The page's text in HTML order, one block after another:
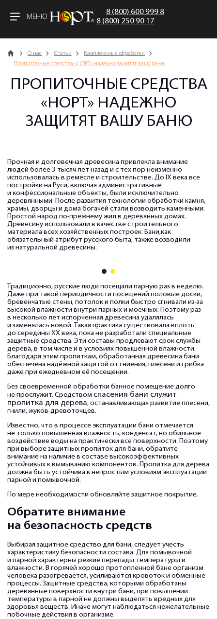
МЕНЮ
8 (800) 600 999 8
8 (800) 250 90 17
Главная О нас Статьи
Комплексные обработки
Пропиточные средства «НОРТ» надежно защитят вашу баню
ПРОПИТОЧНЫЕ СРЕДСТВА
«НОРТ» НАДЕЖНО
ЗАЩИТЯТ ВАШУ БАНЮ
Прочная и долговечная древесина привлекла внимание
людей более 3 тысяч лет назад и с тех пор неизменно
использовалась в ремесле и строительстве. До IX века все
постройки на Руси, включая административные
и конфессиональные объекты, были исключительно
деревянными. После развития технологии обработки камня,
храмы, дворцы и дома богачей стали возводить каменными.
Простой народ по-прежнему жил в деревянных домах.
Древесину использовали в качестве строительного
материала всех хозяйственных построек. Бани,как
обязательный атрибут русского быта, также возводили
из натуральной древесины.
1 2
Традиционно, русские люди посещали парную раз в неделю.
Даже при такой периодичности посещений половые доски,
бревенчатые стены, потолок и полки быстро сгнивали из-за
высокой влажности внутри парных и моечных. Поэтому раз
в несколько лет испорченная древесина удалялась
и заменялась новой. Такая практика существовала вплоть
до середины XX века, пока не разработали специальные
защитные средства. Эти составы продлевают срок службы
дерева, в том числе и в условиях повышенной влажности.
Благодаря этим пропиткам, обработанная древесина бани
обеспечена надёжной защитой от гниения, плесени и грибка
даже при ежедневном её посещении.
Без своевременной обработки банное помещение долго
не прослужит. Средством спасения бани служит
пропитка для дерева, останавливающая развитие плесени,
гнили, жуков-древоточцев.
Известно, что в процессе эксплуатации бани отмечается
не только повышенная влажность, конденсат, но обильное
воздействие воды на практически все поверхности. Поэтому
при выборе защитных пропиток для бани, обратите
внимание на наличие в составе высокоэффективных
устойчивых к вымыванию компонентов. Пропитка для дерева
должна быть устойчива к непростым условиям эксплуатации
парной и помывочной.
По мере необходимости обновляйте защитное покрытие.
Обратите внимание
на безопасность средств
Выбирая защитное средство для бани, следует учесть
характеристику безопасности состава. Для помывочной
и парной характерны резкие перепады температуры и
влажности. В горячей хорошо протопленной бане организм
человека разогревается, усиливаются кровоток и обменные
процессы. Защитные средства, которыми обработаны
деревянные поверхности внутри бани, при повышении
температуры в парной не должны выделять вредных для
здоровья веществ. Иначе могут наблюдаться нежелательные
побочные действия в организме.